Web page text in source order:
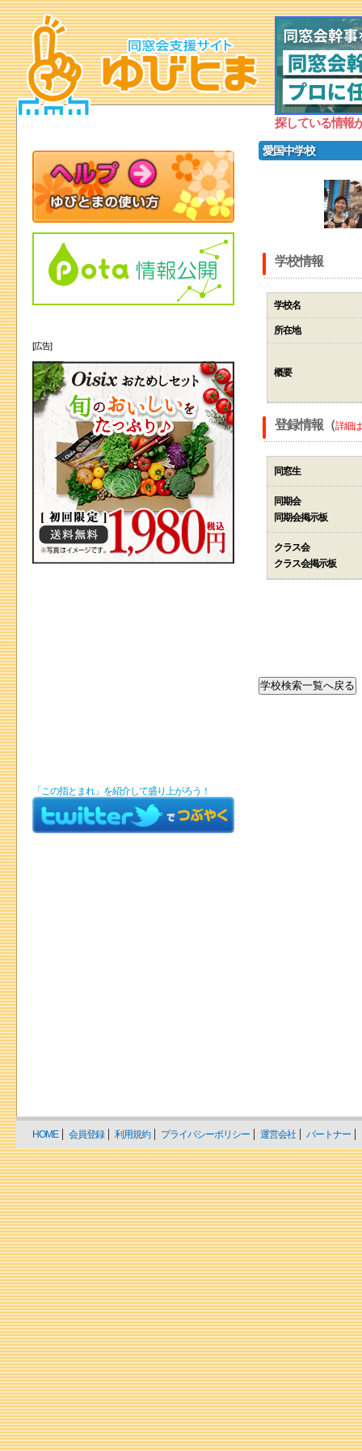
探している情報
愛国中学校
学校情報
学校名
所在地
概要
登録情報（詳細
同窓生
同期会
同期会掲示板
クラス会
クラス会掲示板
[広告]
「この指とまれ」を紹介して盛り上がろう！
HOME 会員登録 利用規約 プライバシーポリシー 運営会社 パートナー